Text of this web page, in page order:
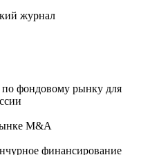
фондовому рынку для